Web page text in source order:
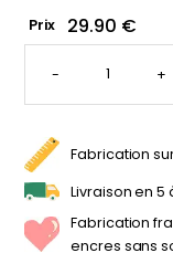
Prix 29.90 €
-
QUANTITÉ
PAPIER
ARC
GARÇON
+
Fabrication
Livraison en 5
Fabrication
encres sans